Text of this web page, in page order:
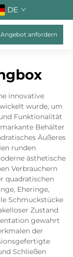
DE
Angebot anfordern
innovative
wurde, um
Funktionalität
Behälter
Äußeres
runden
ästhetische
Verbrauchern
quadratischen
Eheringe,
Schmuckstücke
Zustand
gewahrt
der
Schließen